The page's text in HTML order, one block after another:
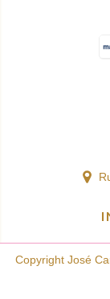
Copyright José